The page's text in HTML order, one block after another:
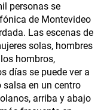
personas se
de Montevideo
Las escenas de
solas, hombres
hombros,
días se puede ver a
en un centro
arriba y abajo